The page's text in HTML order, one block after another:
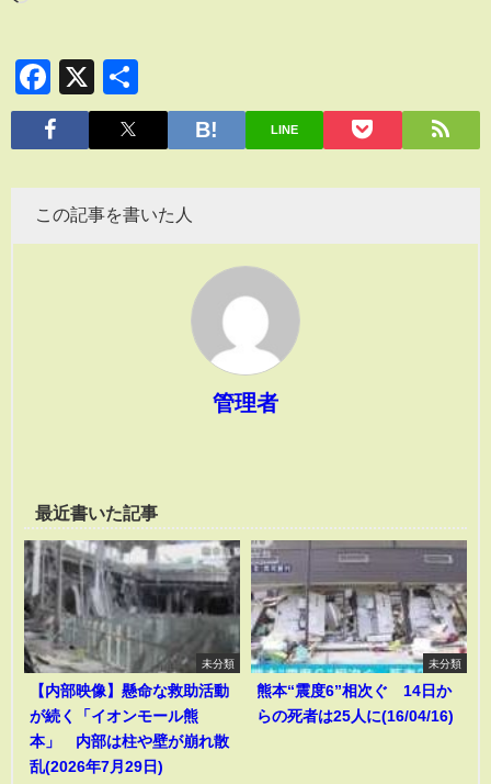
Facebook
X
有
LINE
この記事を書いた人
管理者
最近書いた記事
未分類
【内部映像】懸命な救助活動
が続く「イオンモール熊
本」 内部は柱や壁が崩れ散
乱(2026年7月29日)
未分類
熊本“震度6”相次ぐ 14日か
らの死者は25人に(16/04/16)